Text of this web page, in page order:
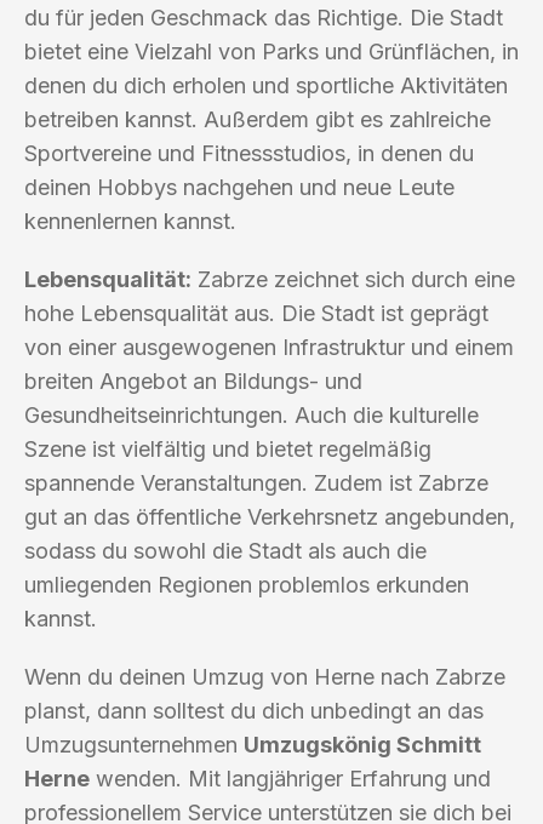
du für jeden Geschmack das Richtige. Die Stadt
bietet eine Vielzahl von Parks und Grünflächen, in
denen du dich erholen und sportliche Aktivitäten
betreiben kannst. Außerdem gibt es zahlreiche
Sportvereine und Fitnessstudios, in denen du
deinen Hobbys nachgehen und neue Leute
kennenlernen kannst.
Lebensqualität: Zabrze zeichnet sich durch eine
hohe Lebensqualität aus. Die Stadt ist geprägt
von einer ausgewogenen Infrastruktur und einem
breiten Angebot an Bildungs- und
Gesundheitseinrichtungen. Auch die kulturelle
Szene ist vielfältig und bietet regelmäßig
spannende Veranstaltungen. Zudem ist Zabrze
gut an das öffentliche Verkehrsnetz angebunden,
sodass du sowohl die Stadt als auch die
umliegenden Regionen problemlos erkunden
kannst.
Wenn du deinen Umzug von Herne nach Zabrze
planst, dann solltest du dich unbedingt an das
Umzugsunternehmen Umzugskönig Schmitt
Herne wenden. Mit langjähriger Erfahrung und
professionellem Service unterstützen sie dich bei